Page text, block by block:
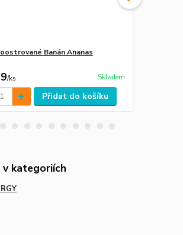
Banán Ananas
/ks Skladem
Přidat do košíku
v kategoriích